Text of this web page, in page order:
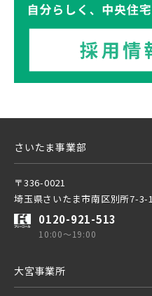
さいたま事業部
〒336-0021
埼玉県さいたま市南区別所7-3-1
0120-921-513
10:00～19:00
大宮事業所